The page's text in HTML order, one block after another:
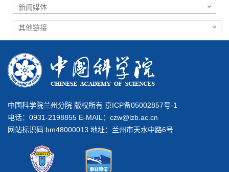
中国科学院兰州分院 版权所有 京ICP备05002857号-1
电话：0931-2198855 E-MAIL： czw@lzb.ac.cn
网站标识码:bm48000013 地址：兰州市天水中路6号